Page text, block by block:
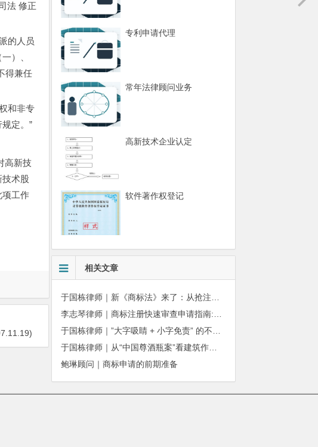
法 修正
的人员
）、
得兼任
和非专
定。”
高新技
技术股
项工作
专利申请代理
常年法律顾问业务
高新技术企业认定
软件著作权登记
相关文章
于国栋律师｜从“中国尊酒瓶案”看建筑作品著作权保护的司法边界与商用合规
鲍琳顾问｜商标申请的前期准备